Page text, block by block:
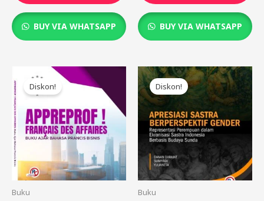
BUY VIA WHATSAPP BUY VIA WHATSAPP
Diskon!
Buku
Harga
aslinya
adalah:
Harga
saat
ini
adalah:
Rp75.000.
Diskon!
Buku
Harga
aslinya
adalah:
Rp175.000.
Harga
saat
ini
adalah: